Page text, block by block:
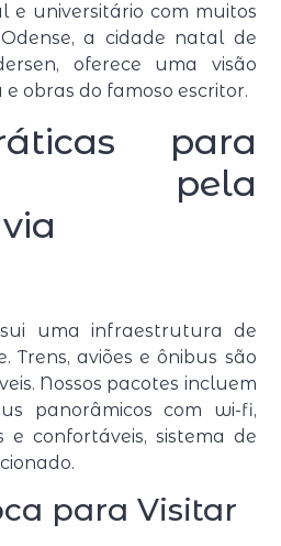
universitário com muitos
a cidade natal de
oferece uma visão
obras do famoso escritor.
para
pela
uma infraestrutura de
Trens, aviões e ônibus são
Nossos pacotes incluem
panorâmicos com wi-fi,
e confortáveis, sistema de
para Visitar